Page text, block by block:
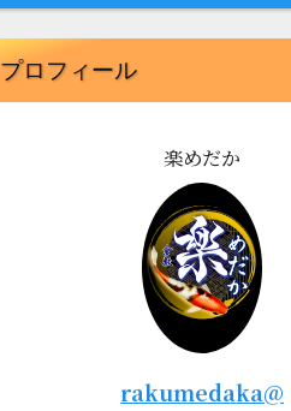
プロフィール
楽めだか
rakumedaka@